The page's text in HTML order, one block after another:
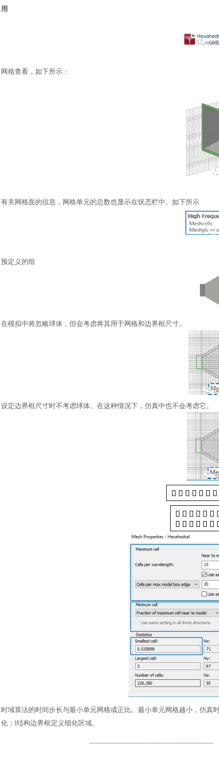
用
网格查看，如下所示：
有关网格面的信息，网格单元的总数也显示在状态栏中。如下所示
预定义的组
在模拟中将忽略球体，但会考虑将其用于网格和边界框尺寸。
设定边界框尺寸时不考虑球体。在这种情况下，仿真中也不会考虑它。
时域算法的时间步长与最小单元网格成正比。最小单元网格越小，仿真
化；l结构边界框定义细化区域。
风能电源